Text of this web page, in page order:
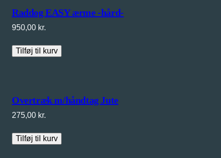
Raddog EASY ærme -hård-
950,00 kr.
Tilføj til kurv
Overtræk m/håndtag Jute
275,00 kr.
Tilføj til kurv